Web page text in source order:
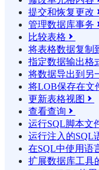
提交和恢复更改
管理数据库事务
比较表格 
将表格数据复制
指定数据输出格
将数据导出到另
将LOB保存在文
更新表格视图 
查看查询 
运行SQL脚本文
运行注入的SQL
在SQL中使用语
扩展数据库工具